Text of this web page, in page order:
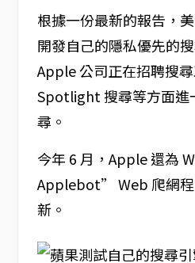
根據一份最新的報告，
開發自己的隱私優先的
Apple 公司正在招聘搜
Spotlight 搜尋等方面進
尋。
今年 6 月，Apple 還為
Applebot” Web 爬網程
新。